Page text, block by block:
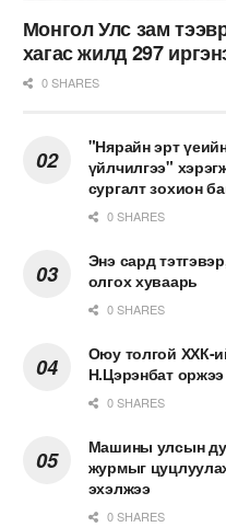
Монгол Улс зам
хагас жилд 297
0 SHARES
"Нярайн эрт
үйлчилгээ"
сургалт зохион
0 SHARES
Энэ сард
олгох хуваарь
0 SHARES
Оюу толгой ХХК-
Н.Цэрэнбат оржээ
0 SHARES
Машины улсын
журмыг
эхэлжээ
0 SHARES